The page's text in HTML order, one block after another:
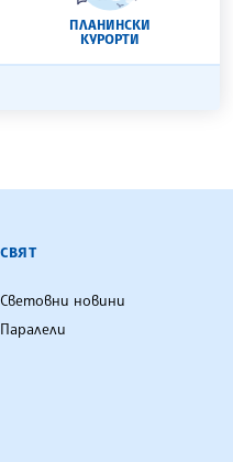
ПЛАНИНСКИ
КУРОРТИ
АГЕНЦИЯ
СВЯТ
Световни новини
Паралели